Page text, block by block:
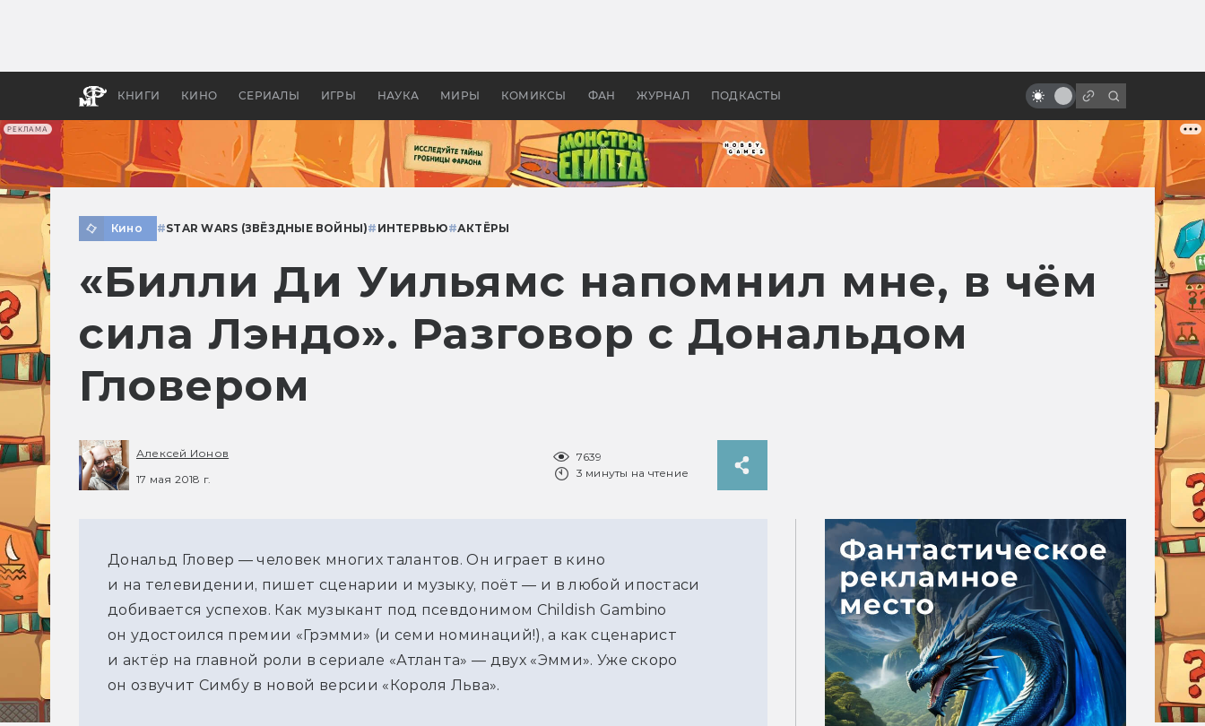
РЕКЛАМА
КНИГИ КИНО СЕРИАЛЫ ИГРЫ НАУКА МИРЫ КОМИКСЫ ФАН ЖУРНАЛ ПОДКАСТЫ
апокалипсис, в России —
бы «Властелина колец»
фильм
Кино #STAR WARS (ЗВЁЗДНЫЕ ВОЙНЫ)# ИНТЕРВЬЮ#АКТЁРЫ
«Билли Ди Уильямс напомнил мне, в чём
сила Лэндо». Разговор с Дональдом
Гловером
Алексей Ионов
17 мая 2018 г.
7639
3 минуты на чтение
Дональд Гловер — человек многих талантов. Он играет в кино
и на телевидении, пишет сценарии и музыку, поёт — и в любой ипостаси
добивается успехов. Как музыкант под псевдонимом Childish Gambino
он удостоился премии «Грэмми» (и семи номинаций!), а как сценарист
и актёр на главной роли в сериале «Атланта» — двух «Эмми». Уже скоро
он озвучит Симбу в новой версии «Короля Льва».